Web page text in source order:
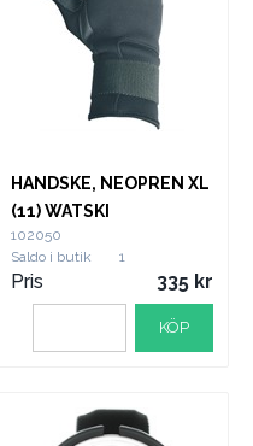
HANDSKE, NEOPREN XL
(11) WATSKI
102050
Saldo i butik
1
Pris 335
KÖP